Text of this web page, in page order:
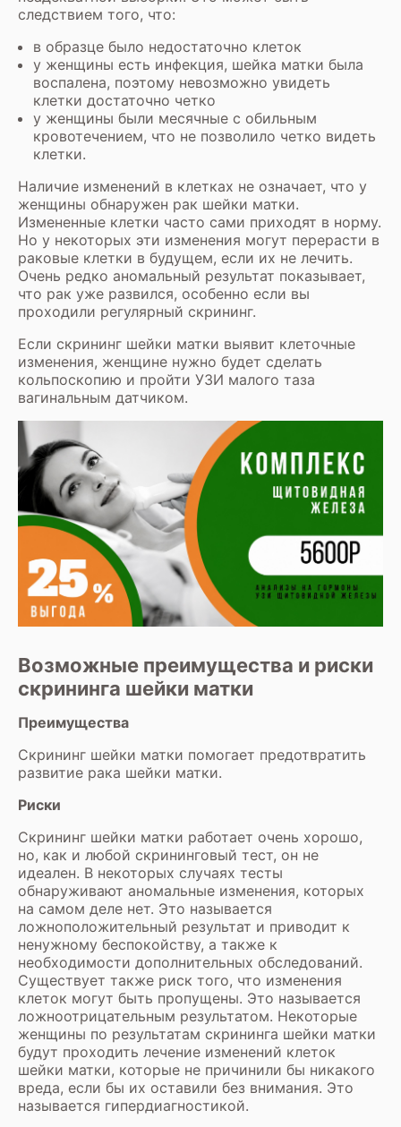
следствием того, что:
в образце было недостаточно клеток
у женщины есть инфекция, шейка матки была
воспалена, поэтому невозможно увидеть
клетки достаточно четко
у женщины были месячные с обильным
кровотечением, что не позволило четко видеть
клетки.
Наличие изменений в клетках не означает, что у
женщины обнаружен рак шейки матки.
Измененные клетки часто сами приходят в норму.
Но у некоторых эти изменения могут перерасти в
раковые клетки в будущем, если их не лечить.
Очень редко аномальный результат показывает,
что рак уже развился, особенно если вы
проходили регулярный скрининг.
Если скрининг шейки матки выявит клеточные
изменения, женщине нужно будет сделать
кольпоскопию и пройти УЗИ малого таза
вагинальным датчиком.
Возможные преимущества и риски
скрининга шейки матки
Преимущества
Скрининг шейки матки помогает предотвратить
развитие рака шейки матки.
Риски
Скрининг шейки матки работает очень хорошо,
но, как и любой скрининговый тест, он не
идеален. В некоторых случаях тесты
обнаруживают аномальные изменения, которых
на самом деле нет. Это называется
ложноположительный результат и приводит к
ненужному беспокойству, а также к
необходимости дополнительных обследований.
Существует также риск того, что изменения
клеток могут быть пропущены. Это называется
ложноотрицательным результатом. Некоторые
женщины по результатам скрининга шейки матки
будут проходить лечение изменений клеток
шейки матки, которые не причинили бы никакого
вреда, если бы их оставили без внимания. Это
называется гипердиагностикой.